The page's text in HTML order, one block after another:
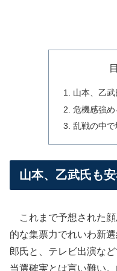
山本、乙
危機感強
乱戦の中で
山本、乙武氏も
これまで予想された顔
的な集票力でれいわ新
郎氏と、テレビ出演な
当選確実とは言い難い